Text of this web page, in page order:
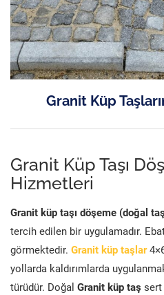
Granit Küp
Granit Küp Taşı
Hizmetleri
Granit küp taşı döşeme (doğal
tercih edilen bir uygulamadır.
görmektedir. Granit küp taşlar
yollarda kaldırımlarda
türüdür. Doğal Granit küp taş sert